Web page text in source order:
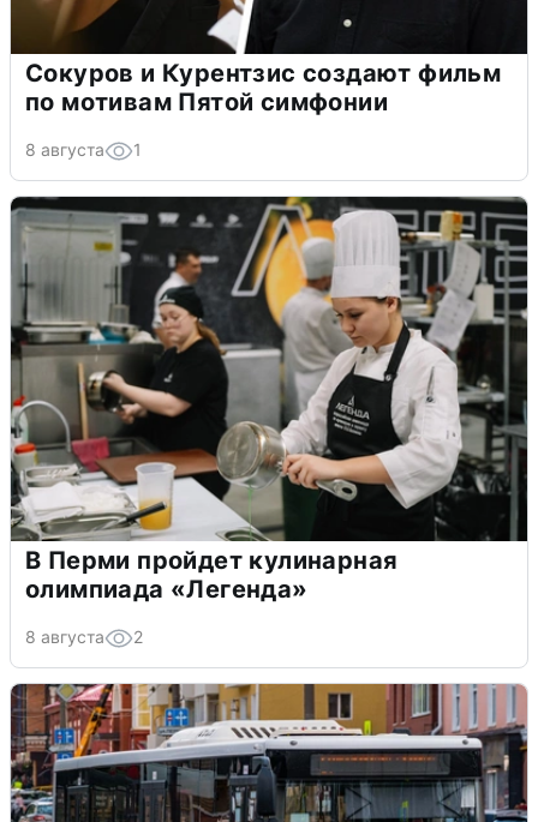
Сокуров и Курентзис создают фильм
по мотивам Пятой симфонии
8 августа 1
В Перми пройдет кулинарная
олимпиада «Легенда»
8 августа 2